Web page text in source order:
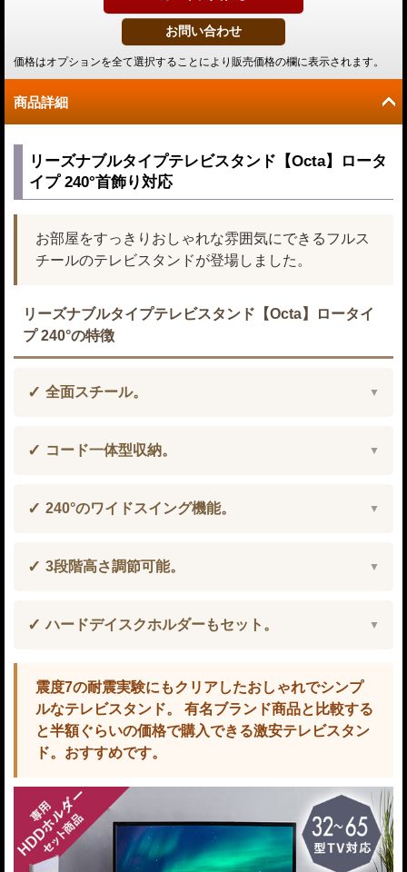
価格はオプションを全て選択することにより販売価格の欄に表示されます。
商品詳細
リーズナブルタイプテレビスタンド【Octa】ロータ
イプ 240°首飾り対応
お部屋をすっきりおしゃれな雰囲気にできるフルス
チールのテレビスタンドが登場しました。
リーズナブルタイプテレビスタンド【Octa】ロータイ
プ 240°の特徴
全面スチール。
コード一体型収納。
240°のワイドスイング機能。
3段階高さ調節可能。
ハードデイスクホルダーもセット。
震度7の耐震実験にもクリアしたおしゃれでシンプ
ルなテレビスタンド。 有名ブランド商品と比較する
と半額ぐらいの価格で購入できる激安テレビスタン
ド。おすすめです。